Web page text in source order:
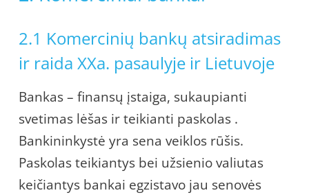
2.1 Komercinių bankų atsiradimas
ir raida XXa. pasaulyje ir Lietuvoje
Bankas – finansų įstaiga, sukaupianti
svetimas lėšas ir teikianti paskolas .
Bankininkystė yra sena veiklos rūšis.
Paskolas teikiantys bei užsienio valiutas
keičiantys bankai egzistavo jau senovės